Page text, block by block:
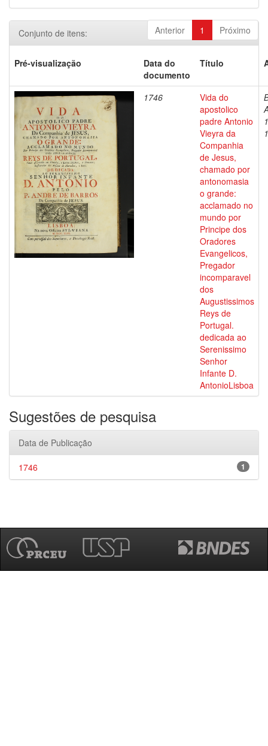
Anterior 1 Próximo
Conjunto de itens:
Pré-visualização
Data do
documento
Título
1746
Vida do
apostolico
padre Antonio
Vieyra da
Companhia
de Jesus,
chamado por
antonomasia
o grande:
acclamado no
mundo por
Principe dos
Oradores
Evangelicos,
Pregador
incomparavel
dos
Augustissimos
Reys de
Portugal.
dedicada ao
Serenissimo
Senhor
Infante D.
AntonioLisboa
Sugestões de pesquisa
Data de Publicação
1
1746